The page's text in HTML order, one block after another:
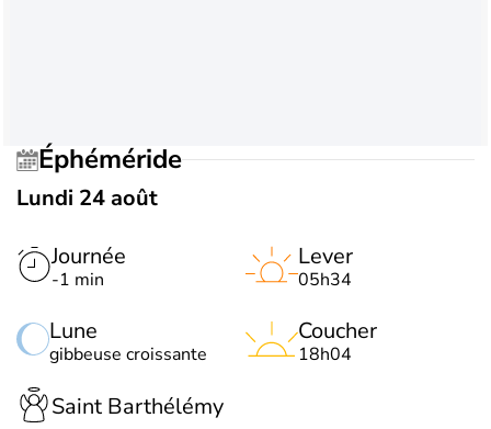
Éphéméride
Lundi 24 août
Journée
-1 min
Lune
gibbeuse croissante
Lever
05h34
Coucher
18h04
Saint Barthélémy